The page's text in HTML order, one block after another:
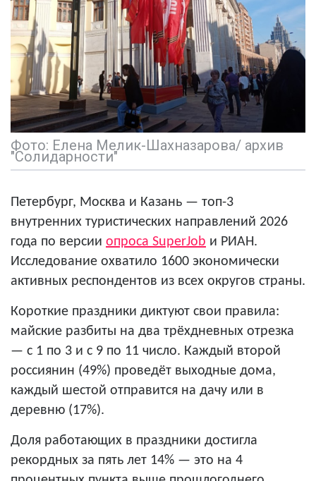
Фото: Елена Мелик-Шахназарова/ архив
"Солидарности"
Петербург, Москва и Казань — топ-3
внутренних туристических направлений 2026
года по версии опроса SuperJob и РИАН.
Исследование охватило 1600 экономически
активных респондентов из всех округов страны.
Короткие праздники диктуют свои правила:
майские разбиты на два трёхдневных отрезка
— с 1 по 3 и с 9 по 11 число. Каждый второй
россиянин (49%) проведёт выходные дома,
каждый шестой отправится на дачу или в
деревню (17%).
Доля работающих в праздники достигла
рекордных за пять лет 14% — это на 4